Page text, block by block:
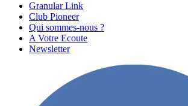
Granular Link
Club Pioneer
Qui sommes-nous ?
A Votre Ecoute
Newsletter